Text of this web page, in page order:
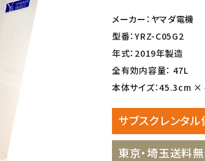
メーカー：ヤマダ電機
型番：YRZ-C05G2
年式：2019年製造
全有効内容量： 47L
本体サイズ：
サブスクレンタ
東京・埼玉送料